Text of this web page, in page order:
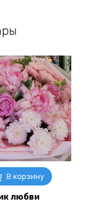
В корзину
любви